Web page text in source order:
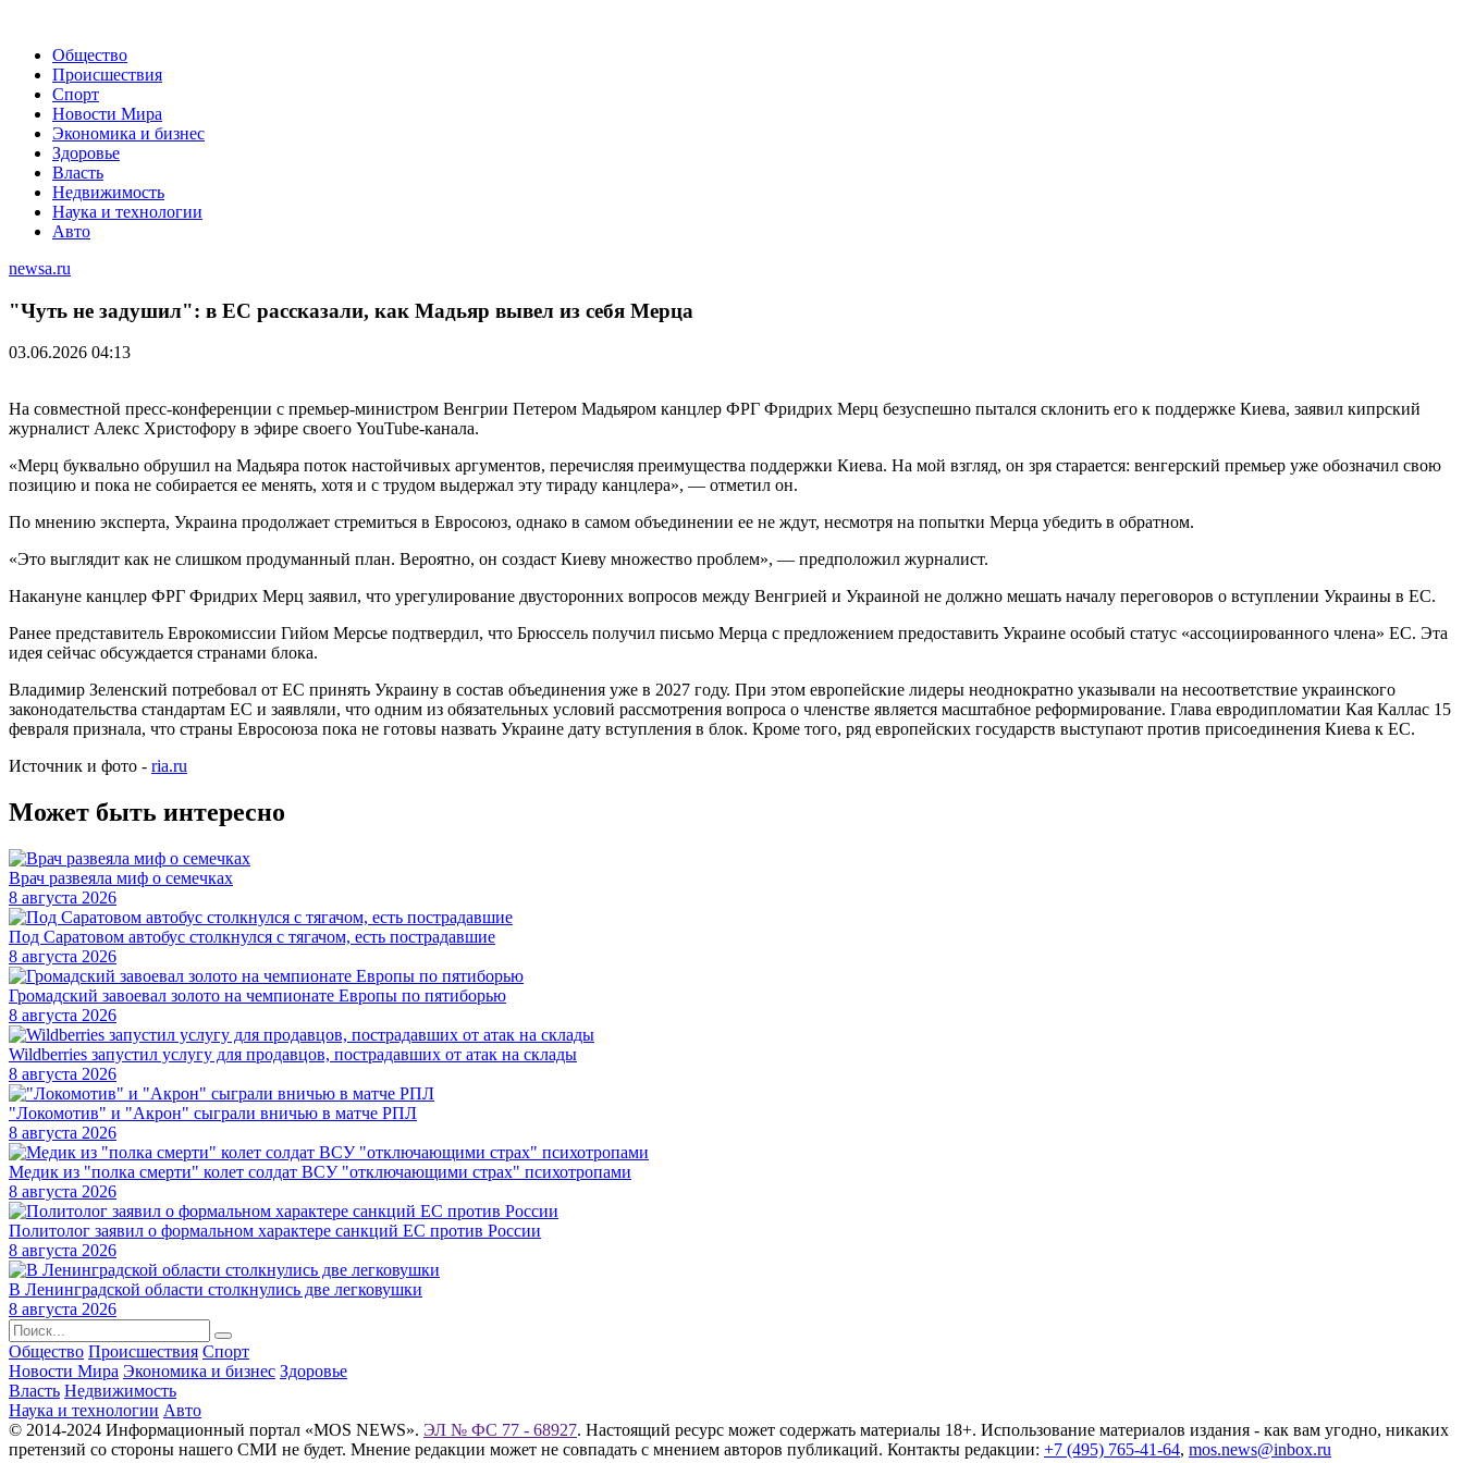
Общество
Происшествия
Спорт
Новости Мира
Экономика и бизнес
Здоровье
Власть
Недвижимость
Наука и технологии
Авто
newsa.ru
"Чуть не задушил": в ЕС рассказали, как Мадьяр вывел из себя Мерца
03.06.2026 04:13
На совместной пресс-конференции с премьер-министром Венгрии Петером Мадьяром канцлер ФРГ Фридрих Мерц безуспешно пытался склонить его к поддержке Киева, заявил кипрский
журналист Алекс Христофору в эфире своего YouTube-канала.
«Мерц буквально обрушил на Мадьяра поток настойчивых аргументов, перечисляя преимущества поддержки Киева. На мой взгляд, он зря старается: венгерский премьер уже обозначил свою
позицию и пока не собирается ее менять, хотя и с трудом выдержал эту тираду канцлера», — отметил он.
По мнению эксперта, Украина продолжает стремиться в Евросоюз, однако в самом объединении ее не ждут, несмотря на попытки Мерца убедить в обратном.
«Это выглядит как не слишком продуманный план. Вероятно, он создаст Киеву множество проблем», — предположил журналист.
Накануне канцлер ФРГ Фридрих Мерц заявил, что урегулирование двусторонних вопросов между Венгрией и Украиной не должно мешать началу переговоров о вступлении Украины в ЕС.
Ранее представитель Еврокомиссии Гийом Мерсье подтвердил, что Брюссель получил письмо Мерца с предложением предоставить Украине особый статус «ассоциированного члена» ЕС. Эта
идея сейчас обсуждается странами блока.
Владимир Зеленский потребовал от ЕС принять Украину в состав объединения уже в 2027 году. При этом европейские лидеры неоднократно указывали на несоответствие украинского
законодательства стандартам ЕС и заявляли, что одним из обязательных условий рассмотрения вопроса о членстве является масштабное реформирование. Глава евродипломатии Кая Каллас 15
февраля признала, что страны Евросоюза пока не готовы назвать Украине дату вступления в блок. Кроме того, ряд европейских государств выступают против присоединения Киева к ЕС.
Источник и фото - ria.ru
Может быть интересно
Врач развеяла миф о семечках
8 августа 2026
Под Саратовом автобус столкнулся с тягачом, есть пострадавшие
8 августа 2026
Громадский завоевал золото на чемпионате Европы по пятиборью
8 августа 2026
Wildberries запустил услугу для продавцов, пострадавших от атак на склады
8 августа 2026
"Локомотив" и "Акрон" сыграли вничью в матче РПЛ
8 августа 2026
Медик из "полка смерти" колет солдат ВСУ "отключающими страх" психотропами
8 августа 2026
Политолог заявил о формальном характере санкций ЕС против России
8 августа 2026
В Ленинградской области столкнулись две легковушки
8 августа 2026
Общество Происшествия Спорт
Новости Мира Экономика и бизнес Здоровье
Власть Недвижимость
Наука и технологии Авто
© 2014-2024 Информационный портал «MOS NEWS». ЭЛ № ФС 77 - 68927. Настоящий ресурс может содержать материалы 18+. Использование материалов издания - как вам угодно, никаких
претензий со стороны нашего СМИ не будет. Мнение редакции может не совпадать с мнением авторов публикаций. Контакты редакции: +7 (495) 765-41-64, mos.news@inbox.ru